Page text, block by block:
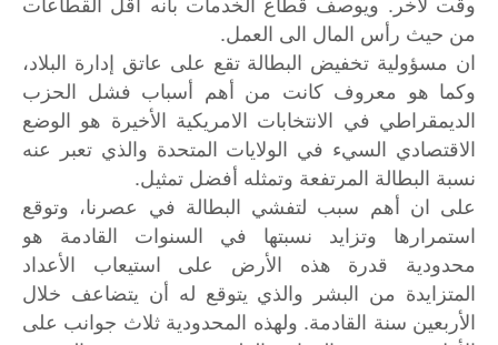
من حيث رأس المال الى العمل.
ان مسؤولية تخفيض البطالة تقع على عاتق إدارة البلاد،
وكما هو معروف كانت من أهم أسباب فشل الحزب
الديمقراطي في الانتخابات الامريكية الأخيرة هو الوضع
الاقتصادي السيء في الولايات المتحدة والذي تعبر عنه
نسبة البطالة المرتفعة وتمثله أفضل تمثيل.
على ان أهم سبب لتفشي البطالة في عصرنا، وتوقع
استمرارها
وتزايد نسبتها في السنوات القادمة
هو
محدودية
قدرة هذه الأرض على استيعاب
الأعداد
المتزايدة من البشر والذي يتوقع له أن يتضاعف خلال
الأربعين سنة القادمة. ولهذه المحدودية ثلاث جوانب على